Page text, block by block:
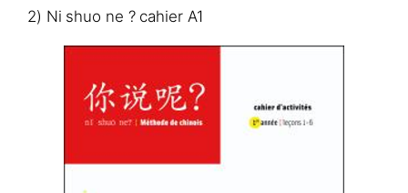
2) Ni shuo ne ? cahier A1